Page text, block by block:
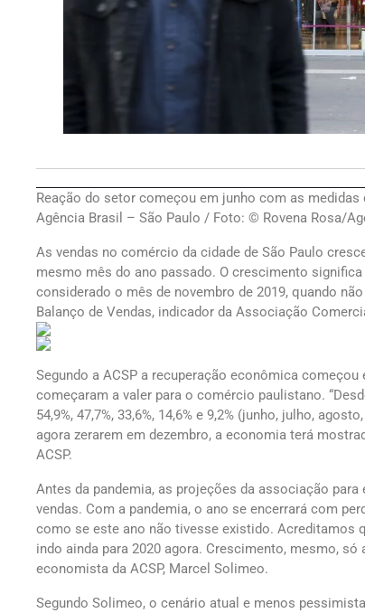
Reação do setor começou em junho com as
Agência Brasil – São Paulo / Foto: © Rovena Rosa/
As vendas no comércio da cidade de São Paulo
mesmo mês do ano passado. O crescimento
considerado o mês de novembro de 2019, quando
Balanço de Vendas, indicador da Associação
Segundo a ACSP a recuperação econômica
começaram a valer para o comércio paulistano.
54,9%, 47,7%, 33,6%, 14,6% e 9,2% (junho, julho,
agora zerarem em dezembro, a economia terá
ACSP.
Antes da pandemia, as projeções da associação
vendas. Com a pandemia, o ano se encerrará com
como se este ano não tivesse existido. Acreditamos
indo ainda para 2020 agora. Crescimento, mesmo,
economista da ACSP, Marcel Solimeo.
Segundo Solimeo, o cenário atual e menos